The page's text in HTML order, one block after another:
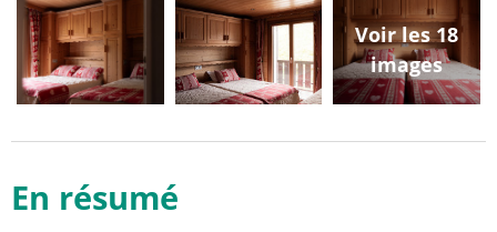
Voir les 18
images
En résumé